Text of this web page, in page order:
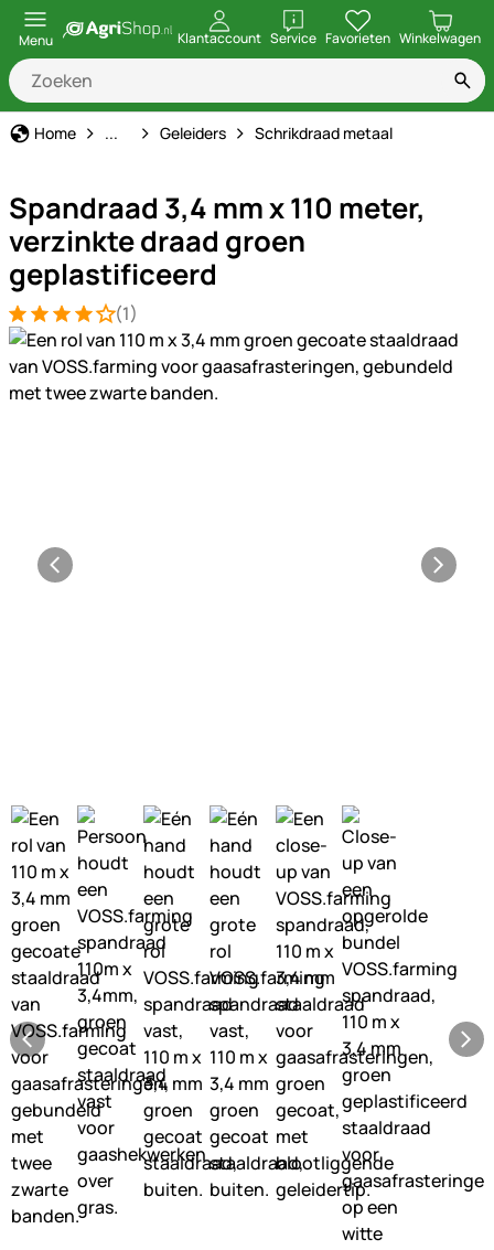
Menu Klantaccount ServiceopenenFavorieten Winkelwagen
Home Schrikdraad
... Geleiders Schrikdraad metaal
Spandraad 3,4 mm x 110 meter,
verzinkte draad groen
geplastificeerd
Beoordeling: 4 van 5 (1 beoordelingen)
1 Bewertung(1)
Productgalerij